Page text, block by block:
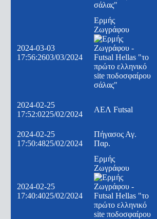
2024-03-03
17:56:2603/03/2024
Ερμής
Ζωγράφου
2024-02-25
17:52:0225/02/2024
ΑΕΛ Futsal
2024-02-25
17:50:4825/02/2024
Πήγασος Αγ.
Παρ.
2024-02-25
17:40:4025/02/2024
Ερμής
Ζωγράφου